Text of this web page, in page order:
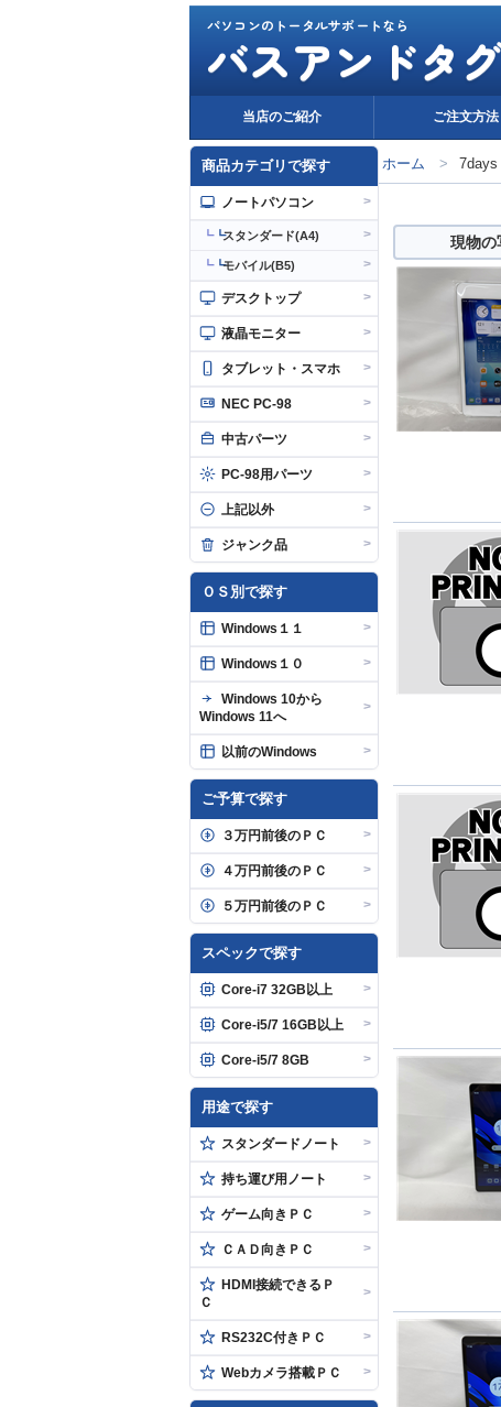
パソコンのトータルサポートなら
バスアンドタ
当店のご紹介 ご注文方法
商品カテゴリで探す
ノートパソコン >
┗スタンダード(A4) >
┗モバイル(B5) >
デスクトップ >
液晶モニター >
タブレット・スマホ >
NEC PC-98 >
中古パーツ >
PC-98用パーツ >
上記以外 >
ジャンク品 >
ＯＳ別で探す
Windows１１ >
Windows１０ >
Windows 10から
Windows 11へ
>
以前のWindows >
ご予算で探す
３万円前後のＰＣ >
４万円前後のＰＣ >
５万円前後のＰＣ >
スペックで探す
Core-i7 32GB以上 >
Core-i5/7 16GB以上 >
Core-i5/7 8GB >
用途で探す
スタンダードノート >
持ち運び用ノート >
ゲーム向きＰＣ >
ＣＡＤ向きＰＣ >
HDMI接続できるＰ
Ｃ
>
RS232C付きＰＣ >
Webカメラ搭載ＰＣ >
ホーム > 7days
現物の